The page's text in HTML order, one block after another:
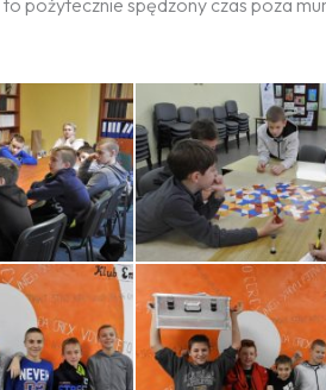
pożytecznie spędzony czas poza